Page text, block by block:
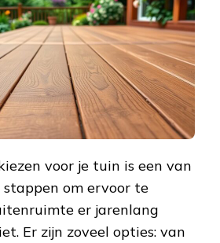
JE
HOUT
VOOR
PRACHTIGE
TUIN
voor je tuin is een van
om ervoor te
er jarenlang
Er zijn zoveel opties: van